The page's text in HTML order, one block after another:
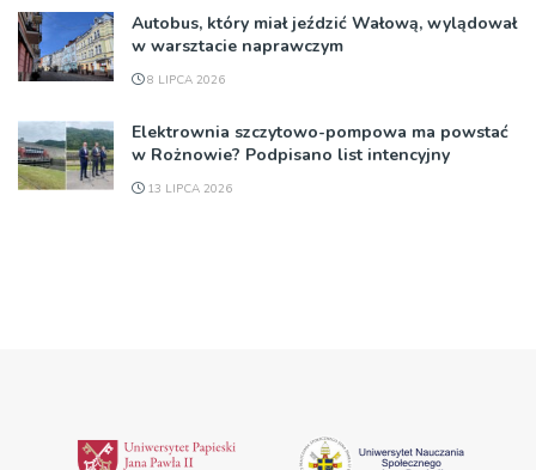
Autobus, który miał jeździć Wałową, wylądował
w warsztacie naprawczym
8 LIPCA 2026
Elektrownia szczytowo-pompowa ma powstać
w Rożnowie? Podpisano list intencyjny
13 LIPCA 2026